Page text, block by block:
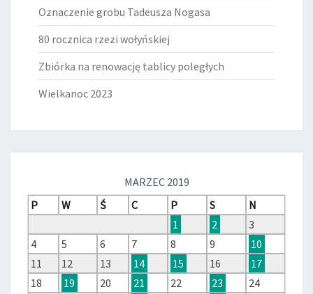
Oznaczenie grobu Tadeusza Nogasa
80 rocznica rzezi wołyńskiej
Zbiórka na renowację tablicy poległych
Wielkanoc 2023
MARZEC 2019
P
W Ś C P S
N
1
2
3
4
5 6 7 8 9
10
11
12 13 14 15 16
17
18
19 20 21 22 23
24